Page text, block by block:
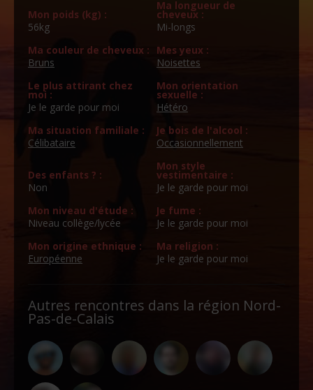
Mon poids (kg) :
56kg
Ma longueur de
cheveux :
Mi-longs
Ma couleur de cheveux :
Bruns
Mes yeux :
Noisettes
Le plus attirant chez
moi :
Je le garde pour moi
Mon orientation
sexuelle :
Hétéro
Ma situation familiale :
Célibataire
Je bois de l'alcool :
Occasionnellement
Des enfants ? :
Non
Mon style
vestimentaire :
Je le garde pour moi
Mon niveau d'étude :
Niveau collège/lycée
Je fume :
Je le garde pour moi
Mon origine ethnique :
Européenne
Ma religion :
Je le garde pour moi
Autres rencontres dans la région Nord-
Pas-de-Calais